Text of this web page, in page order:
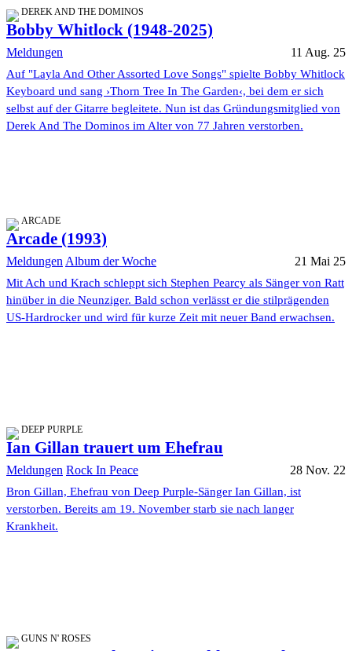
DEREK AND THE DOMINOS
Bobby Whitlock (1948-2025)
Meldungen 11 Aug. 25
Auf "Layla And Other Assorted Love Songs" spielte Bobby Whitlock
Keyboard und sang ›Thorn Tree In The Garden‹, bei dem er sich
selbst auf der Gitarre begleitete. Nun ist das Gründungsmitglied von
Derek And The Dominos im Alter von 77 Jahren verstorben.
ARCADE
Arcade (1993)
MeldungenAlbum der Woche 21 Mai 25
Mit Ach und Krach schleppt sich Stephen Pearcy als Sänger von Ratt
hinüber in die Neunziger. Bald schon verlässt er die stilprägenden
US-Hardrocker und wird für kurze Zeit mit neuer Band erwachsen.
DEEP PURPLE
Ian Gillan trauert um Ehefrau
Meldungen Rock In Peace 28 Nov. 22
Bron Gillan, Ehefrau von Deep Purple-Sänger Ian Gillan, ist
verstorben. Bereits am 19. November starb sie nach langer
Krankheit.
GUNS N' ROSES